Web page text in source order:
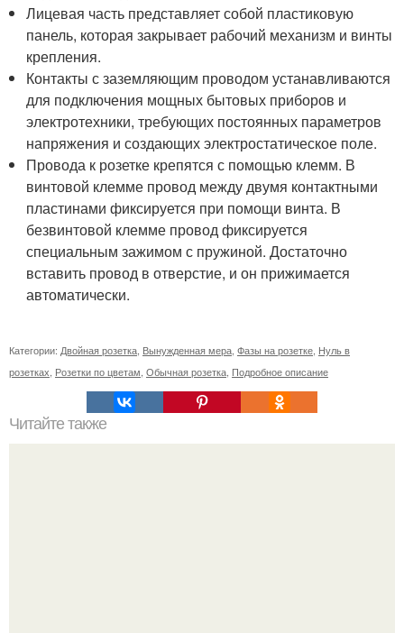
Лицевая часть представляет собой пластиковую
панель, которая закрывает рабочий механизм и винты
крепления.
Контакты с заземляющим проводом устанавливаются
для подключения мощных бытовых приборов и
электротехники, требующих постоянных параметров
напряжения и создающих электростатическое поле.
Провода к розетке крепятся с помощью клемм. В
винтовой клемме провод между двумя контактными
пластинами фиксируется при помощи винта. В
безвинтовой клемме провод фиксируется
специальным зажимом с пружиной. Достаточно
вставить провод в отверстие, и он прижимается
автоматически.
Категории: Двойная розетка Вынужденная мера Фазы на розетке Нуль в
розетках Розетки по цветам Обычная розетка Подробное описание
Читайте также